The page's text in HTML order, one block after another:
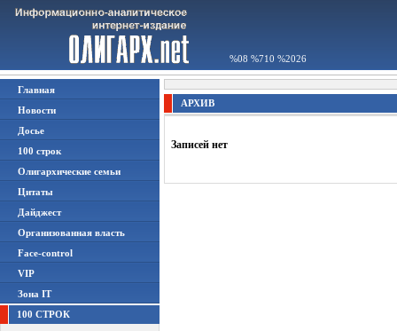
%08 %710 %2026
Главная
Новости
Досье
100 строк
Олигархические семьи
Цитаты
Дайджест
Организованная власть
Face-control
VIP
Зона IT
100 СТРОК
АРХИВ
Записей нет